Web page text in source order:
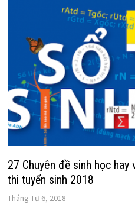
27 Chuyên đề sinh học
thi tuyển sinh 2018
Tháng Tư 6, 2018